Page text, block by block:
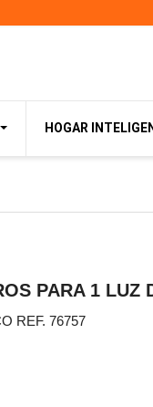
HOGAR
PARA 1 LUZ
REF. 76757